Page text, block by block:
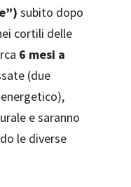
subito dopo
cortili delle
6 mesi a
(due
e saranno
le diverse